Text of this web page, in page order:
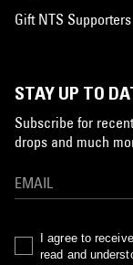
Gift NTS Supporters
STAY UP TO
Subscribe for
drops and much
I agree to
read and